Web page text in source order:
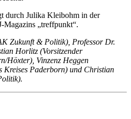
durch Julika Kleibohm in der
Magazins „treffpunkt“.
Zukunft & Politik), Professor Dr.
Horlitz (Vorsitzender
Höxter), Vinzenz Heggen
Kreises Paderborn) und Christian